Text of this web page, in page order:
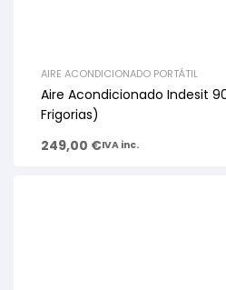
AIRE ACONDICIONADO PORTÁTIL
Aire Acondicionado Indesit
Frigorias)
249,00 €IVA inc.